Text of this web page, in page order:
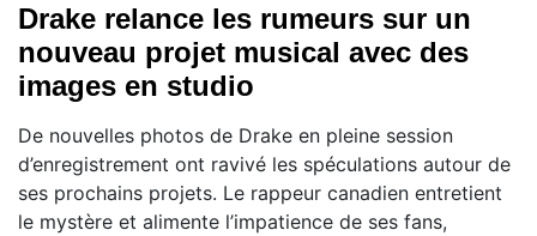
Drake relance les rumeurs sur un
nouveau projet musical avec des
images en studio
De nouvelles photos de Drake en pleine session
d’enregistrement ont ravivé les spéculations autour de
ses prochains projets. Le rappeur canadien entretient
le mystère et alimente l’impatience de ses fans,